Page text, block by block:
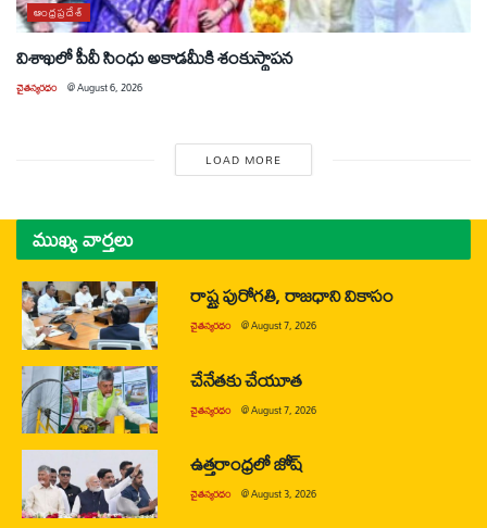
ఆంధ్రప్రదేశ్
విశాఖలో పీవీ సింధు అకాడమీకి శంకుస్థాపన
చైతన్యరధం @August 6, 2026
LOAD MORE
ముఖ్య వార్తలు
రాష్ట్ర పురోగతి, రాజధాని వికాసం
చైతన్యరధం @August 7, 2026
చేనేతకు చేయూత
చైతన్యరధం @August 7, 2026
ఉత్తరాంధ్రలో జోష్
చైతన్యరధం @August 3, 2026